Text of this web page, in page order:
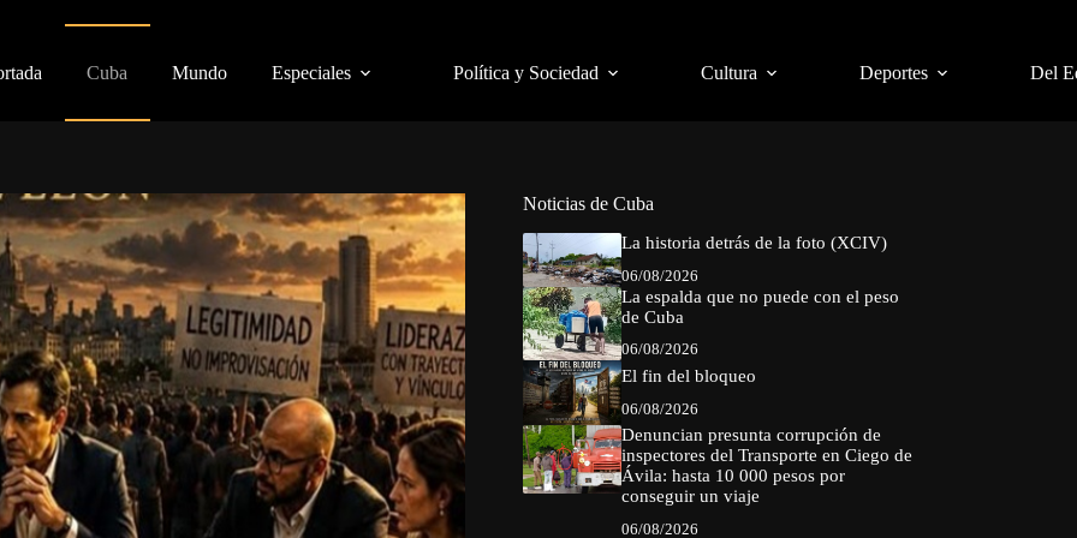
Cuba Mundo Especiales Política y Sociedad Cultura Deportes Del
Noticias de Cuba
La historia detrás de la foto (XCIV)
06/08/2026
La espalda que no puede con el peso
de Cuba
06/08/2026
El fin del bloqueo
06/08/2026
Denuncian presunta corrupción de
inspectores del Transporte en Ciego de
Ávila: hasta 10 000 pesos por
conseguir un viaje
06/08/2026